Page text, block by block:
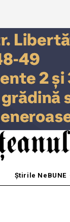
Știrile NeBUNE